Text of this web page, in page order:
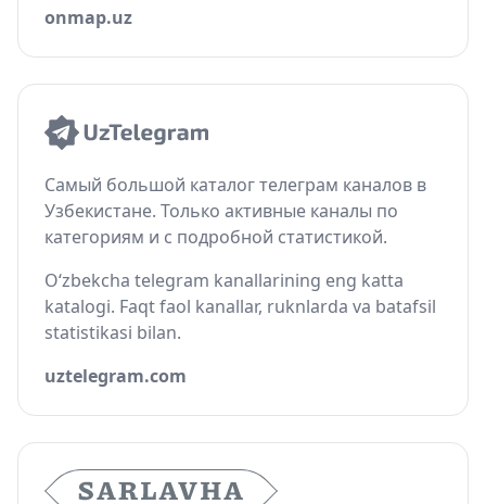
onmap.uz
Самый большой каталог телеграм каналов в
Узбекистане. Только активные каналы по
категориям и с подробной статистикой.
O‘zbekcha telegram kanallarining eng katta
katalogi. Faqt faol kanallar, ruknlarda va batafsil
statistikasi bilan.
uztelegram.com